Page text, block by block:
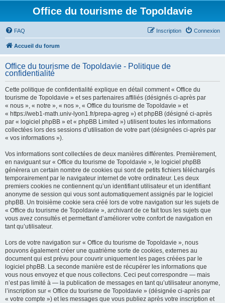
Office du tourisme de Topoldavie
FAQ Connexion
Inscription
Accueil du forum
Office du tourisme de Topoldavie - Politique de
confidentialité
Cette politique de confidentialité explique en détail comment « Office du
tourisme de Topoldavie » et ses partenaires affiliés (désignés ci-après par
« nous », « notre », « nos », « Office du tourisme de Topoldavie » et
« https://web1-math.univ-lyon1.fr/prepa-agreg ») et phpBB (désigné ci-après
par « logiciel phpBB » et « phpBB Limited ») utilisent toutes les informations
collectées lors des sessions d’utilisation de votre part (désignées ci-après par
« vos informations »).
Vos informations sont collectées de deux manières différentes. Premièrement,
en naviguant sur « Office du tourisme de Topoldavie », le logiciel phpBB
génèrera un certain nombre de cookies qui sont de petits fichiers téléchargés
temporairement par le navigateur internet de votre ordinateur. Les deux
premiers cookies ne contiennent qu’un identifiant utilisateur et un identifiant
anonyme de session qui vous sont automatiquement assignés par le logiciel
phpBB. Un troisième cookie sera créé lors de votre navigation sur les sujets de
« Office du tourisme de Topoldavie », archivant de ce fait tous les sujets que
vous avez consultés et permettant d’améliorer votre confort de navigation en
tant qu’utilisateur.
Lors de votre navigation sur « Office du tourisme de Topoldavie », nous
pouvons également créer une quatrième sorte de cookies, externes au
document qui est prévu pour couvrir uniquement les pages créées par le
logiciel phpBB. La seconde manière est de récupérer les informations que
vous nous envoyez et que nous collectons. Ceci peut correspondre — mais
n’est pas limité à — la publication de messages en tant qu’utilisateur anonyme,
l’inscription sur « Office du tourisme de Topoldavie » (désignée ci-après par
« votre compte ») et les messages que vous publiez après votre inscription et